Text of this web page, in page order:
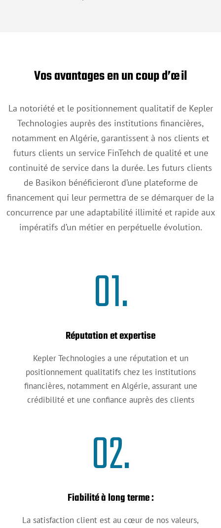
Vos avantages en un coup d’œil
La notoriété et le positionnement qualitatif de Kepler
Technologies auprès des institutions financières,
notamment en Algérie, garantissent à nos clients et
futurs clients un service FinTehch de qualité et une
continuité de service dans la durée. Les futurs clients
de Basikon bénéficieront d’une plateforme de
financement qui leur permettra de se démarquer de la
concurrence par une adaptabilité illimité et rapide aux
impératifs d’un métier en perpétuelle évolution.
01.
Réputation et expertise
Kepler Technologies a une réputation et un
positionnement qualitatifs chez les institutions
financières, notamment en Algérie, assurant une
crédibilité et une confiance auprès des clients
02.
Fiabilité à long terme :
La satisfaction client est au cœur de nos valeurs,